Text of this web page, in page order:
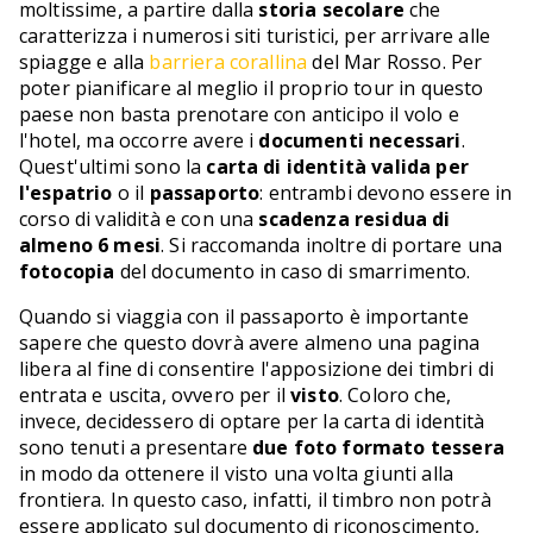
moltissime, a partire dalla storia secolare che
caratterizza i numerosi siti turistici, per arrivare alle
spiagge e alla barriera corallina del Mar Rosso. Per
poter pianificare al meglio il proprio tour in questo
paese non basta prenotare con anticipo il volo e
l'hotel, ma occorre avere i documenti necessari.
Quest'ultimi sono la carta di identità valida per
l'espatrio o il passaporto: entrambi devono essere in
corso di validità e con una scadenza residua di
almeno 6 mesi. Si raccomanda inoltre di portare una
fotocopia del documento in caso di smarrimento.
Quando si viaggia con il passaporto è importante
sapere che questo dovrà avere almeno una pagina
libera al fine di consentire l'apposizione dei timbri di
entrata e uscita, ovvero per ilvisto. Coloro che,
invece, decidessero di optare per la carta di identità
sono tenuti a presentare due foto formato tessera
in modo da ottenere il visto una volta giunti alla
frontiera. In questo caso, infatti, il timbro non potrà
essere applicato sul documento di riconoscimento,